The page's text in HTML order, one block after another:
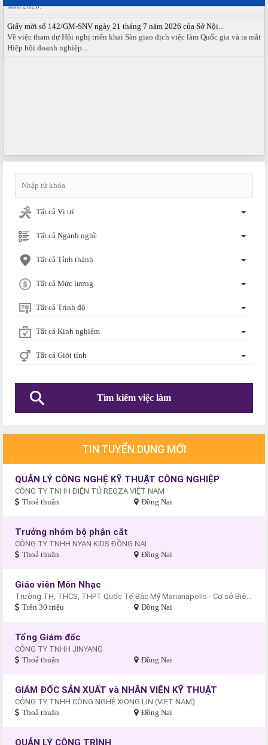
Về việc tham dự Hội nghị triển khai Sàn giao dịch việc làm Quốc gia và ra mắt
Hiệp hội doanh nghiệp...
Tất cả Vị trí
Tất cả Ngành nghề
Tất cả Tỉnh thành
Tất cả Mức lương
Tất cả Trình độ
Tất cả Kinh nghiệm
Tất cả Giới tính
TIN TUYỂN DỤNG MỚI
QUẢN LÝ CÔNG NGHỆ KỸ THUẬT CÔNG NGHIỆP
CÔNG TY TNHH ĐIỆN TỬ REGZA VIỆT NAM
Thoả thuận Đồng Nai
Trưởng nhóm bộ phận cắt
CÔNG TY TNHH NYAN KIDS ĐỒNG NAI
Thoả thuận Đồng Nai
Giáo viên Môn Nhạc
Trường TH, THCS, THPT Quốc Tế Bắc Mỹ Marianapolis - Cơ sở Biên Hòa
Trên 30 triệu Đồng Nai
Tổng Giám đốc
CÔNG TY TNHH JINYANG
Thoả thuận Đồng Nai
GIÁM ĐỐC SẢN XUẤT và NHÂN VIÊN KỸ THUẬT
CÔNG TY TNHH CÔNG NGHỆ XIONG LIN (VIET NAM)
Thoả thuận Đồng Nai
QUẢN LÝ CÔNG TRÌNH